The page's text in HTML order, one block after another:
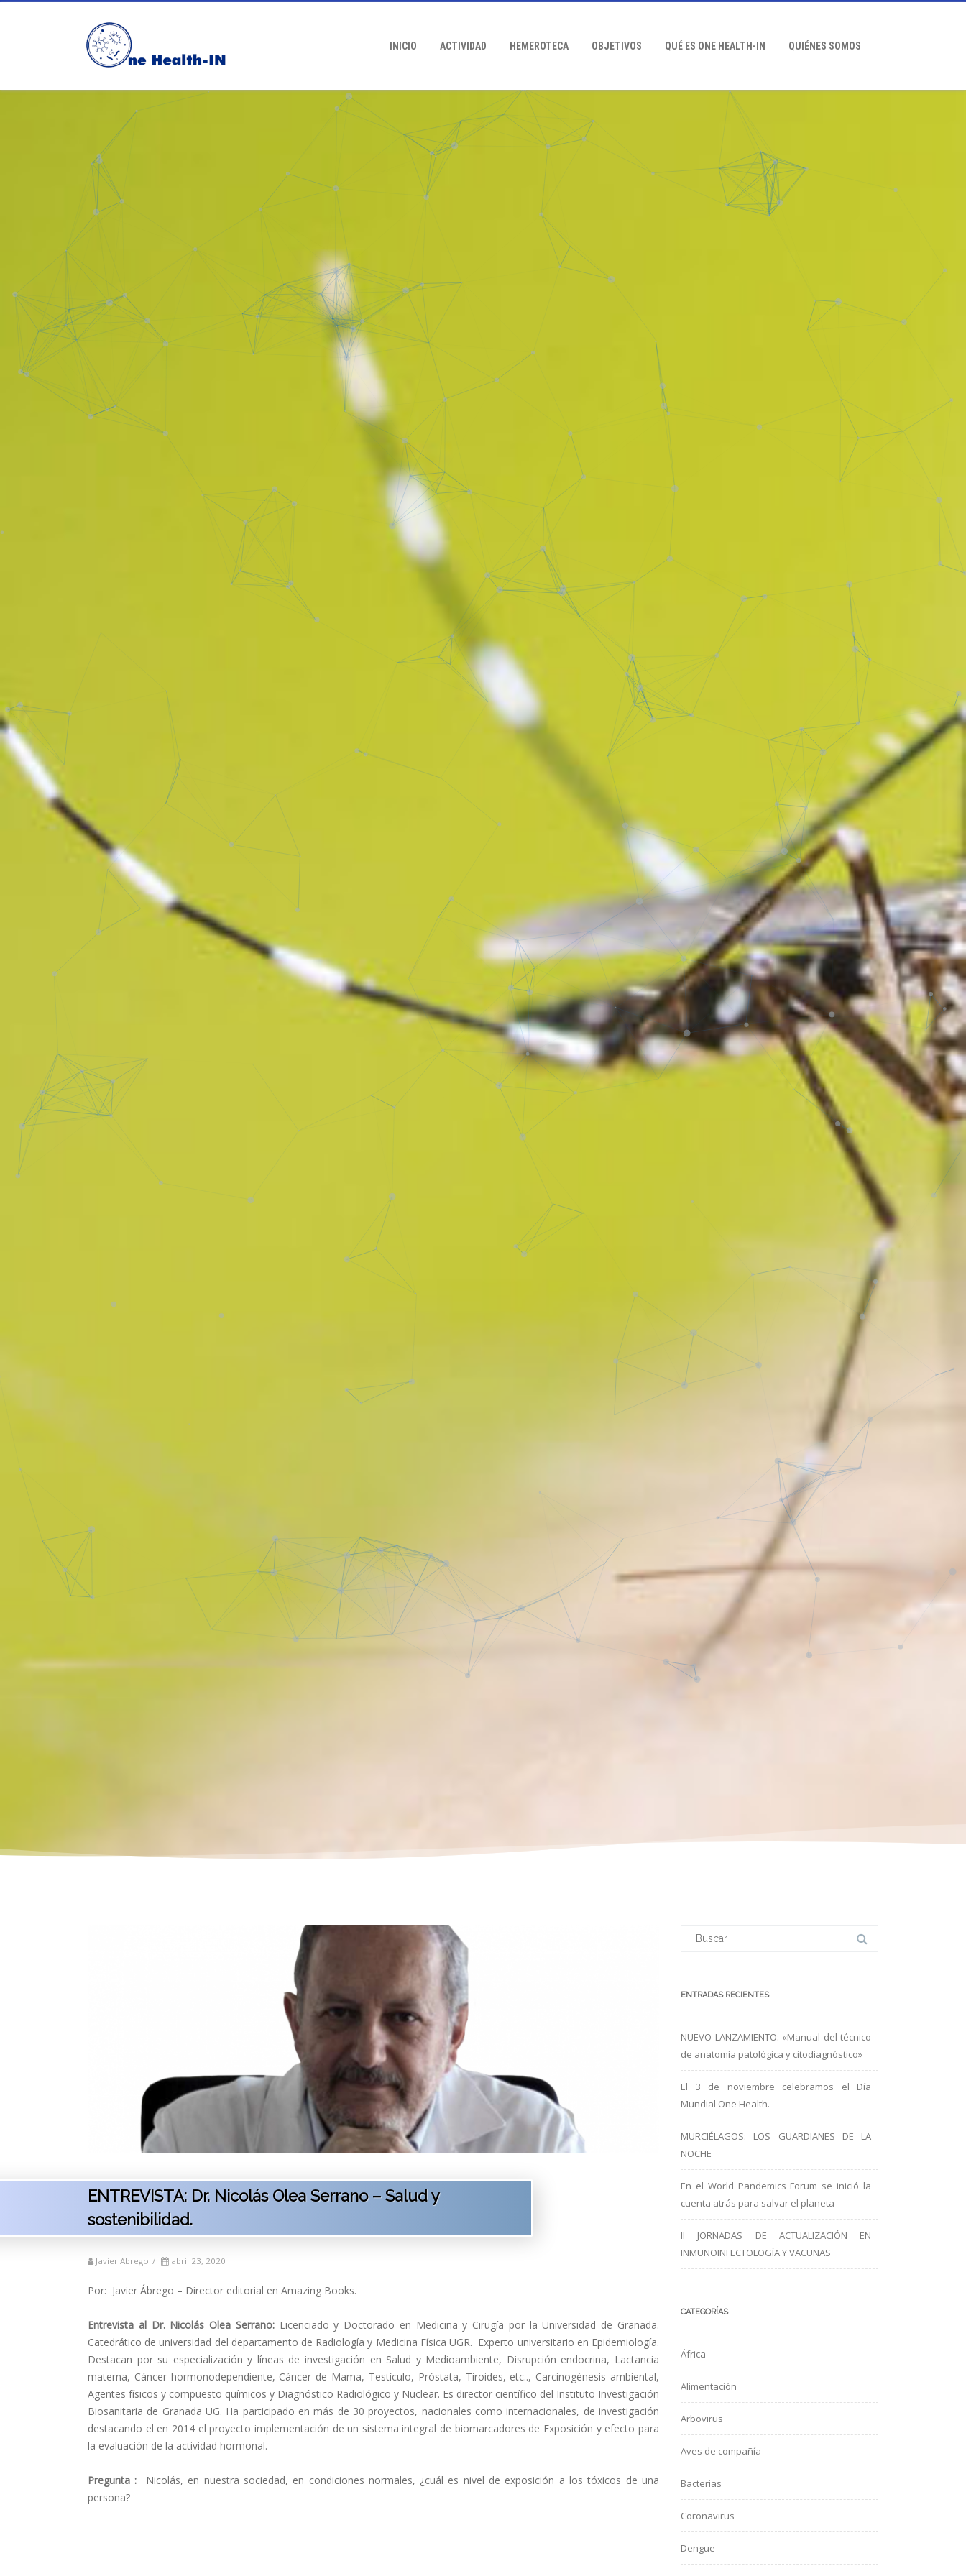
INICIO ACTIVIDAD HEMEROTECA OBJETIVOS QUÉ ES ONE HEALTH-IN QUIÉNES SOMOS
ENTREVISTA: Dr. Nicolás Olea Serrano – Salud y
sostenibilidad.
Javier Abrego / abril 23, 2020
Por: Javier Ábrego – Director editorial en Amazing Books.
Entrevista al Dr. Nicolás Olea Serrano: Licenciado y Doctorado en Medicina y Cirugía por la Universidad de Granada.
Catedrático de universidad del departamento de Radiología y Medicina Física UGR. Experto universitario en Epidemiología.
Destacan por su especialización y líneas de investigación en Salud y Medioambiente, Disrupción endocrina, Lactancia
materna, Cáncer hormonodependiente, Cáncer de Mama, Testículo, Próstata, Tiroides, etc.., Carcinogénesis ambiental,
Agentes físicos y compuesto químicos y Diagnóstico Radiológico y Nuclear. Es director científico del Instituto Investigación
Biosanitaria de Granada UG. Ha participado en más de 30 proyectos, nacionales como internacionales, de investigación
destacando el en 2014 el proyecto implementación de un sistema integral de biomarcadores de Exposición y efecto para
la evaluación de la actividad hormonal.
Pregunta : Nicolás, en nuestra sociedad, en condiciones normales, ¿cuál es nivel de exposición a los tóxicos de una
persona?
ENTRADAS RECIENTES
NUEVO LANZAMIENTO: «Manual del técnico
de anatomía patológica y citodiagnóstico»
El 3 de noviembre celebramos el Día
Mundial One Health.
MURCIÉLAGOS: LOS GUARDIANES DE LA
NOCHE
En el World Pandemics Forum se inició la
cuenta atrás para salvar el planeta
II JORNADAS DE ACTUALIZACIÓN EN
INMUNOINFECTOLOGÍA Y VACUNAS
CATEGORÍAS
África
Alimentación
Arbovirus
Aves de compañía
Bacterias
Coronavirus
Dengue